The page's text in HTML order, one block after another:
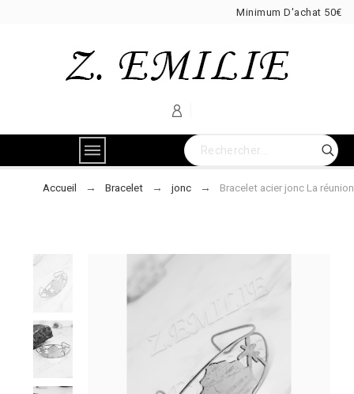
Minimum D'achat 50€
Accueil Bracelet jonc Bracelet acier jonc La réunion